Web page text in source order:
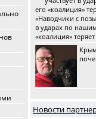
«Наводчики с
в ударах по
«коалиция»
Новости